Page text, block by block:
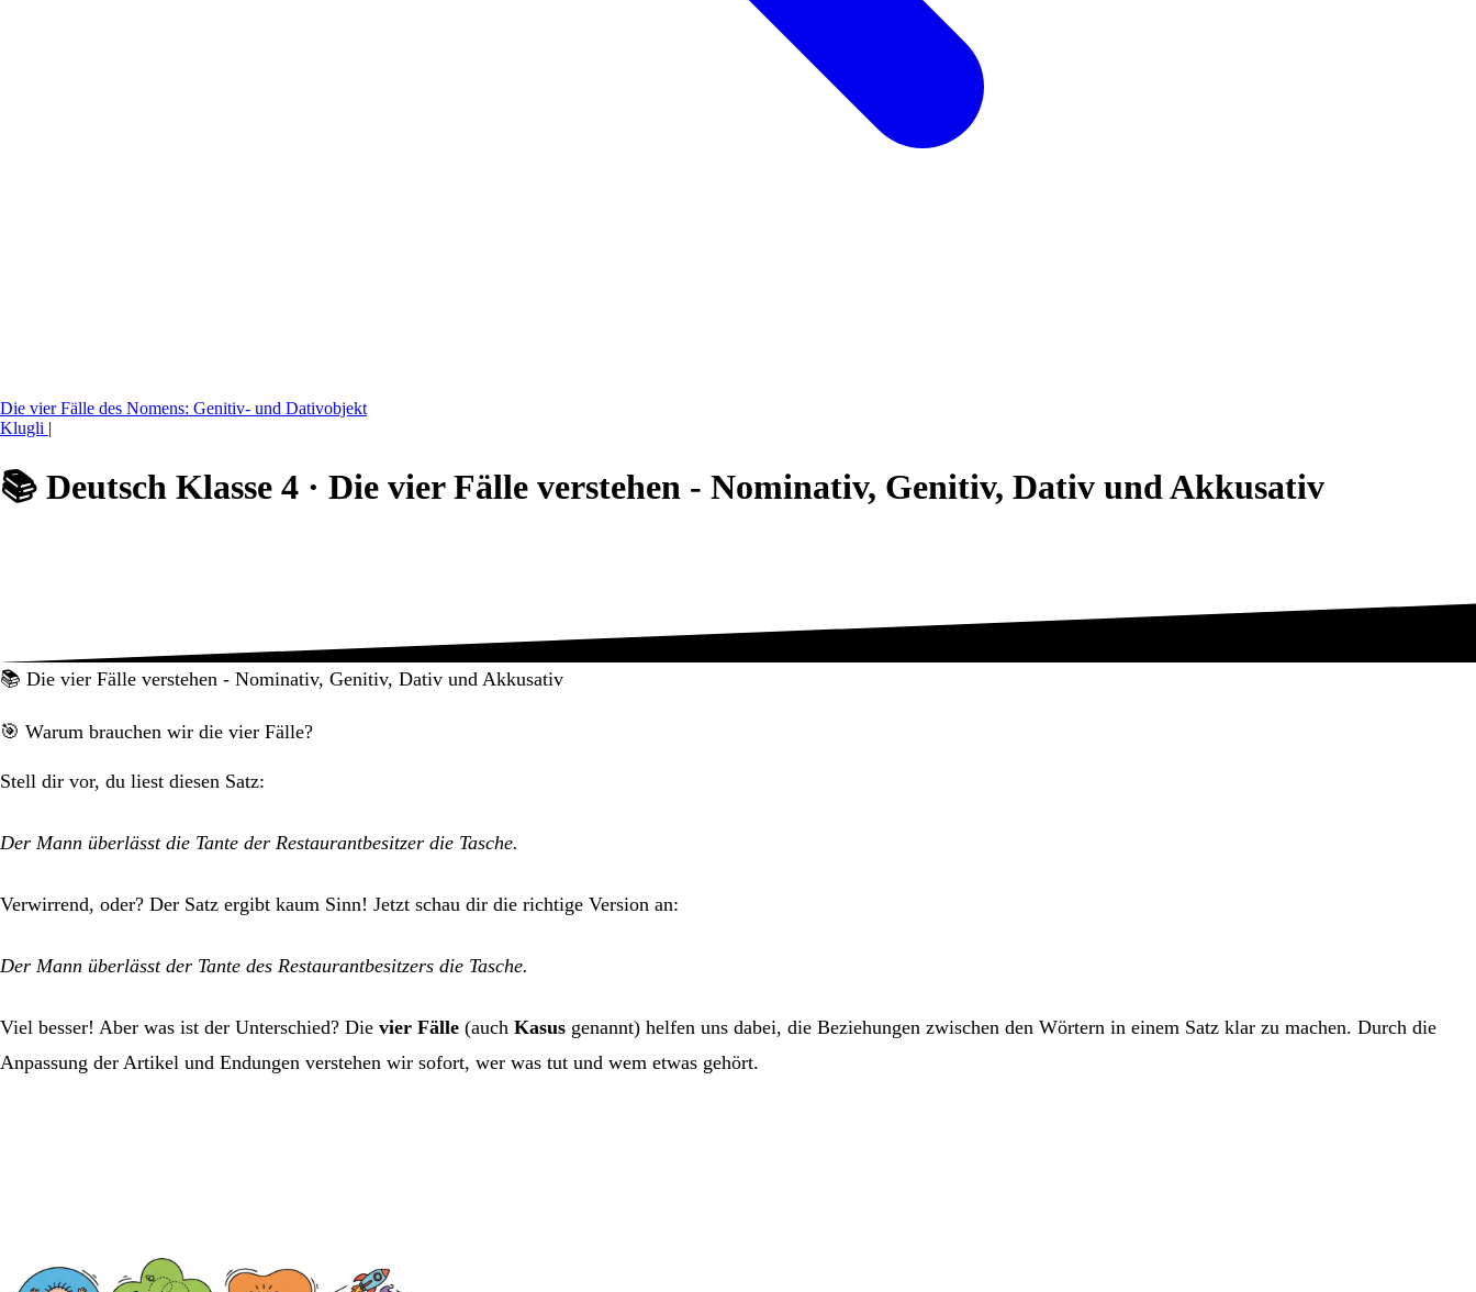
Die vier Fälle des Nomens: Genitiv- und Dativobjekt
Klugli |
📚 Deutsch Klasse 4 · Die vier Fälle verstehen - Nominativ, Genitiv, Dativ und Akkusativ
📚 Die vier Fälle verstehen - Nominativ, Genitiv, Dativ und Akkusativ
🎯 Warum brauchen wir die vier Fälle?
Stell dir vor, du liest diesen Satz:
Der Mann überlässt die Tante der Restaurantbesitzer die Tasche.
Verwirrend, oder? Der Satz ergibt kaum Sinn! Jetzt schau dir die richtige Version an:
Der Mann überlässt der Tante des Restaurantbesitzers die Tasche.
Viel besser! Aber was ist der Unterschied? Die vier Fälle (auch Kasus genannt) helfen uns dabei, die Beziehungen zwischen den Wörtern in einem Satz klar zu machen. Durch die
Anpassung der Artikel und Endungen verstehen wir sofort, wer was tut und wem etwas gehört.